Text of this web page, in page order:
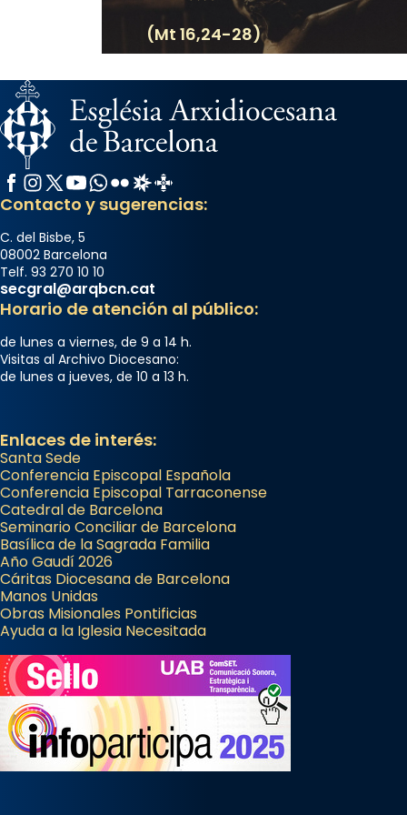
comitè organitzador de la visita apostòlica
del Sant Pare Lleó XIV a Barcelona, i als
col·laboradors, a la Catedral de Barcelona.
L’arquebisbe de Barcelona, el cardenal Joan
Josep Omella, ha presidit la missa i l’ha
concelebrat el bisbe auxiliar de Barcelona,
Mons. David Abadías.
📸 Dr. G. Simón
Foto
View on Facebook
Arquebisbat de Barcelona
2 weeks ago
Memòria de les santes Juliana i
Semproniana, verges i màrtirs.
que les santes Juliana (“relatiu a Júlia”) i
Semproniana (“relatiu a Semprònia =
eterna”) són deixebles seves. I l’any 1667, el
frare Joan Gaspar Roig, afirma en una obra
que les santes són filles de l’antiga Iluro.
Mataró en reivindicarà les relíq
...Ver más
Foto
View on Facebook · Share
(Mt 16,24-28)
Facebook
Instagram
X / Twitter
YouTube
WhatsApp
FlickrRadio Estel
Catalunya Cristiana
Contacto y sugerencias:
C. del Bisbe, 5
08002 Barcelona
Telf. 93 270 10 10
secgral@arqbcn.cat
Horario de atención al público:
de lunes a viernes, de 9 a 14 h.
Visitas al Archivo Diocesano:
de lunes a jueves, de 10 a 13 h.
Enlaces de interés:
Santa Sede
Conferencia Episcopal Española
Conferencia Episcopal Tarraconense
Catedral de Barcelona
Seminario Conciliar de Barcelona
Basílica de la Sagrada Familia
Año Gaudí 2026
Cáritas Diocesana de Barcelona
Manos Unidas
Obras Misionales Pontificias
Ayuda a la Iglesia Necesitada